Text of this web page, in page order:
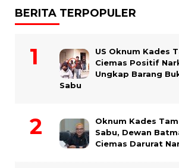
BERITA TERPOPULER
US Oknum Kades
Ciemas Positif
Ungkap Barang
Sabu
Oknum Kades
Sabu, Dewan
Ciemas Darurat